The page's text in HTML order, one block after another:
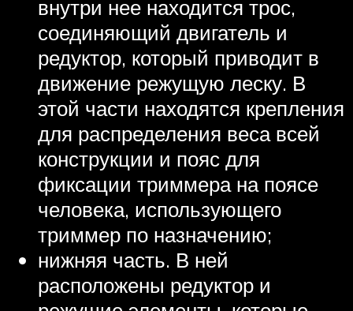
внутри нее находится трос,
соединяющий двигатель и
редуктор, который приводит в
движение режущую леску. В
этой части находятся крепления
для распределения веса всей
конструкции и пояс для
фиксации триммера на поясе
человека, использующего
триммер по назначению;
нижняя часть. В ней
расположены редуктор и